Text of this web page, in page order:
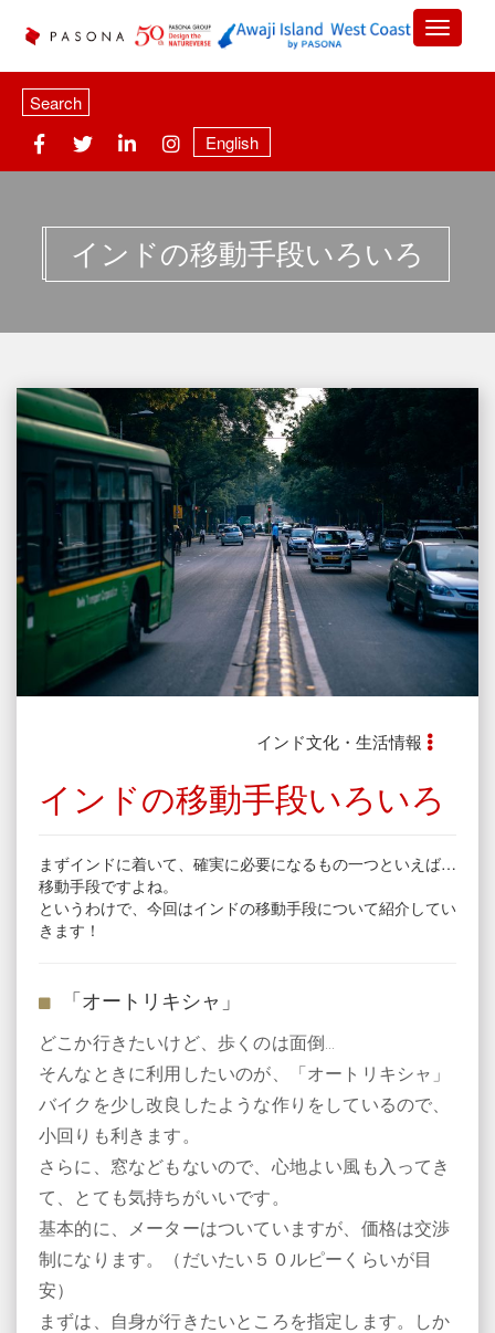
Search
English
インドの移動手段いろいろ
インド文化・生活情報
インドの移動手段いろいろ
まずインドに着いて、確実に必要になるもの一つといえば…
移動手段ですよね。
というわけで、今回はインドの移動手段について紹介してい
きます！
「オートリキシャ」
どこか行きたいけど、歩くのは面倒…
そんなときに利用したいのが、「オートリキシャ」
バイクを少し改良したような作りをしているので、
小回りも利きます。
さらに、窓などもないので、心地よい風も入ってき
て、とても気持ちがいいです。
基本的に、メーターはついていますが、価格は交渉
制になります。（だいたい５０ルピーくらいが目
安）
まずは、自身が行きたいところを指定します。しか